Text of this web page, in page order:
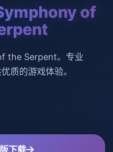
of
the Serpent。专业
质的游戏体验。
下载